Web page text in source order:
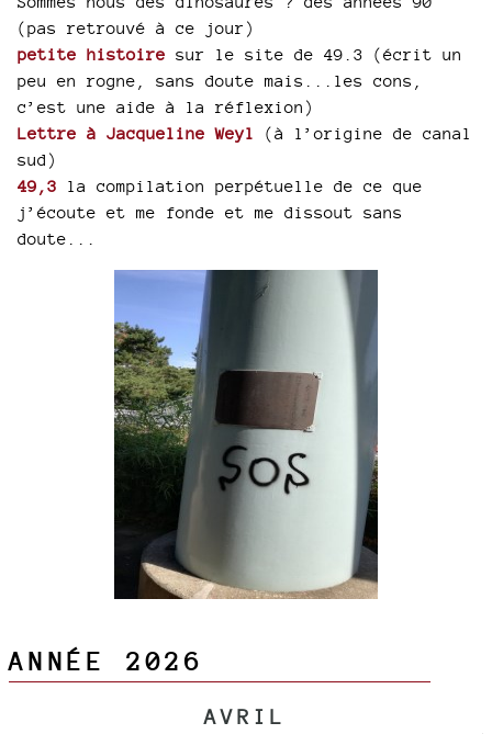
(pas retrouvé à ce jour)
petite histoire sur le site de 49.3 (écrit un
peu en rogne, sans doute mais...les cons,
c’est une aide à la réflexion)
Lettre à Jacqueline Weyl
(à l’origine de canal
sud)
49,3 la compilation perpétuelle de ce que
j’écoute et me fonde et me dissout sans
doute...
ANNÉE 2026
AVRIL